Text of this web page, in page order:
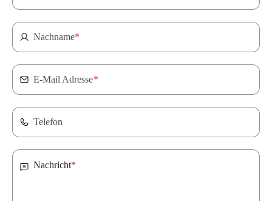
Nachname*
E-Mail Adresse*
Telefon
Nachricht*